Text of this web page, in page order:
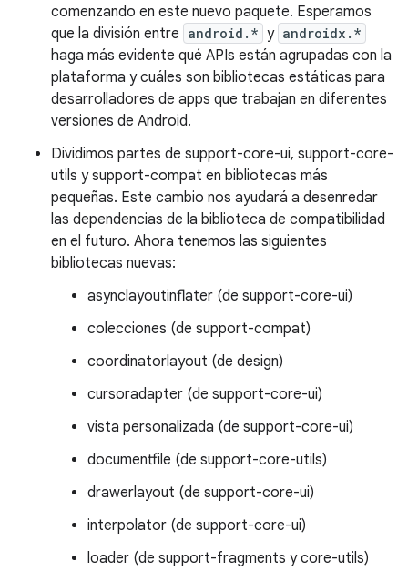
comenzando en este nuevo paquete. Esperamos
que la división entre android.* y androidx.*
haga más evidente qué APIs están agrupadas con la
plataforma y cuáles son bibliotecas estáticas para
desarrolladores de apps que trabajan en diferentes
versiones de Android.
Dividimos partes de support-core-ui, support-core-
utils y support-compat en bibliotecas más
pequeñas. Este cambio nos ayudará a desenredar
las dependencias de la biblioteca de compatibilidad
en el futuro. Ahora tenemos las siguientes
bibliotecas nuevas:
asynclayoutinflater (de support-core-ui)
colecciones (de support-compat)
coordinatorlayout (de design)
cursoradapter (de support-core-ui)
vista personalizada (de support-core-ui)
documentfile (de support-core-utils)
drawerlayout (de support-core-ui)
interpolator (de support-core-ui)
loader (de support-fragments y core-utils)